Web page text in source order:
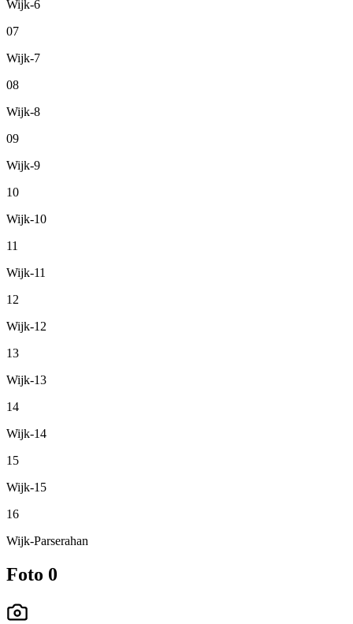
Wijk-6
07
Wijk-7
08
Wijk-8
09
Wijk-9
10
Wijk-10
11
Wijk-11
12
Wijk-12
13
Wijk-13
14
Wijk-14
15
Wijk-15
16
Wijk-Parserahan
Foto 0